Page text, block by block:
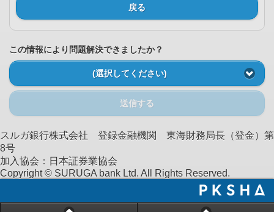
戻る
この情報により問題解決できましたか？
(選択してください)
送信する
スルガ銀行株式会社 登録金融機関 東海財務局長（登金）第
8号
加入協会：日本証券業協会
Copyright © SURUGA bank Ltd. All Rights Reserved.